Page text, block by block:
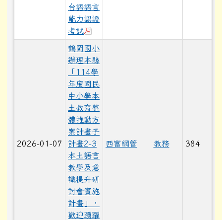
台語語言
能力認證
考試
2026-01-07
鶴岡國小
辦理本縣
「114學
年度國民
中小學本
土教育整
體推動方
案計畫子
計畫2-3
本土語言
教學及意
識提升研
討會實施
計畫」，
歡迎踴躍
西富網管 教務 384